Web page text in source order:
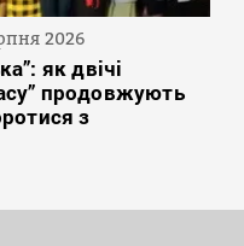
2026
як двічі
продовжують
з